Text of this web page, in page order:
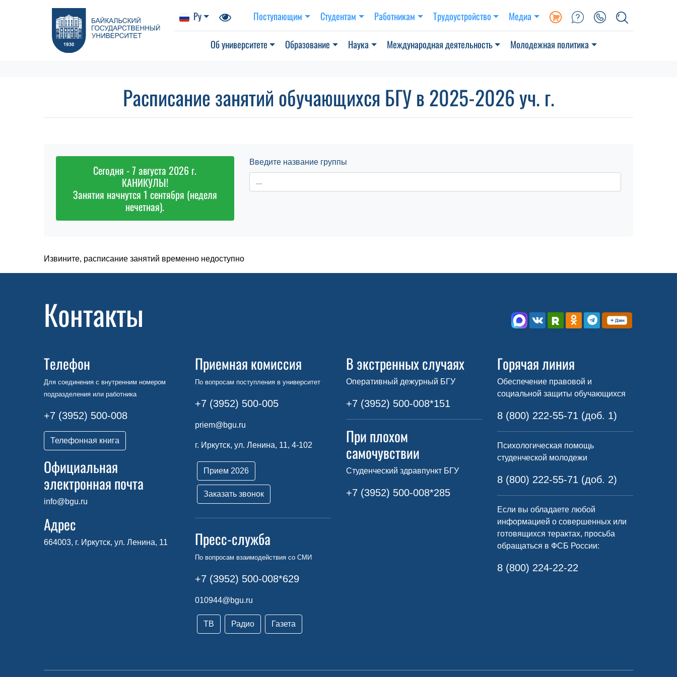
Ру Поступающим Студентам Работникам Трудоустройство Медиа
Об университете Образование Наука Международная деятельность Молодежная политика
Расписание занятий обучающихся БГУ в 2025-2026 уч. г.
Сегодня - 7 августа 2026 г.
КАНИКУЛЫ!
Занятия начнутся 1 сентября (неделя
нечетная).
Введите название группы
Извините, расписание занятий временно недоступно
Контакты
Телефон
Для соединения с внутренним номером
подразделения или работника
+7 (3952) 500-008
Телефонная книга
Официальная
электронная почта
info@bgu.ru
Адрес
664003, г. Иркутск, ул. Ленина, 11
Приемная комиссия
По вопросам поступления в университет
+7 (3952) 500-005
priem@bgu.ru
г. Иркутск, ул. Ленина, 11, 4-102
Прием 2026
Заказать звонок
Пресс-служба
По вопросам взаимодействия со СМИ
+7 (3952) 500-008*629
010944@bgu.ru
ТВ Радио Газета
В экстренных случаях
Оперативный дежурный БГУ
+7 (3952) 500-008*151
При плохом
самочувствии
Студенческий здравпункт БГУ
+7 (3952) 500-008*285
Горячая линия
Обеспечение правовой и
социальной защиты обучающихся
8 (800) 222-55-71 (доб. 1)
Психологическая помощь
студенческой молодежи
8 (800) 222-55-71 (доб. 2)
Если вы обладаете любой
информацией о совершенных или
готовящихся терактах, просьба
обращаться в ФСБ России:
8 (800) 224-22-22